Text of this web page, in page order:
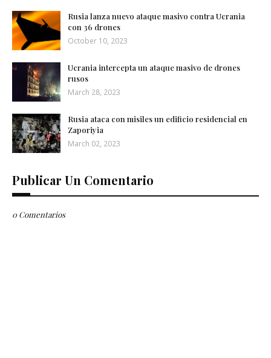
Rusia lanza nuevo ataque masivo contra Ucrania
con 36 drones
October 10, 2023
Ucrania intercepta un ataque masivo de drones
rusos
March 28, 2023
Rusia ataca con misiles un edificio residencial en
Zaporiyia
March 02, 2023
Publicar Un Comentario
0 Comentarios